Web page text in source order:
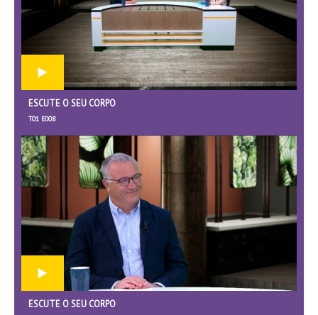
ESCUTE O SEU CORPO
T01 E008
ESCUTE O SEU CORPO